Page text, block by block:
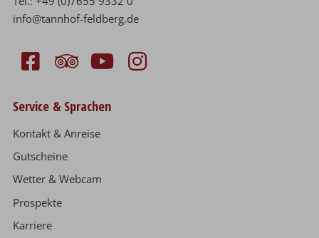
info@tannhof-feldberg.de
Service & Sprachen
Kontakt & Anreise
Gutscheine
Wetter & Webcam
Prospekte
Karriere